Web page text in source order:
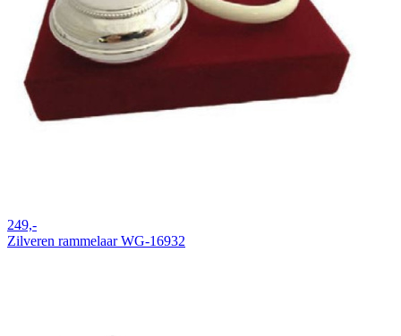
249,-
Zilveren rammelaar WG-16932